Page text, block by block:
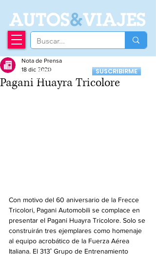
AUTOS&VIAJES
Recibí nuestro
Newsletter
SUSCRIBIRME
Pagani Huayra Tricolore
Nota de Prensa
18 dic 2020
Con motivo del 60 aniversario de la Frecce
Tricolori, Pagani Automobili se complace en
presentar el Pagani Huayra Tricolore. Solo se
construirán tres ejemplares como homenaje
al equipo acrobático de la Fuerza Aérea
Italiana. El 313˚ Grupo de Entrenamiento